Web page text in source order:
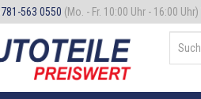
563 0550 (Mo. - Fr. 10:00 Uhr - 16:00 Uhr)